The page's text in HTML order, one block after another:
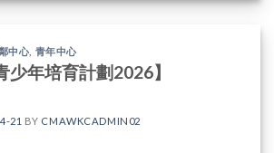
中心, 青年中心
少年培育計劃2026】
21 BY CMAWKCADMIN02